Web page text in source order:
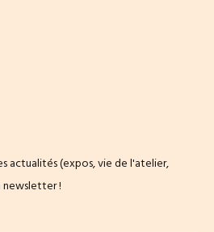
actualités (expos, vie de l'atelier,
newsletter !